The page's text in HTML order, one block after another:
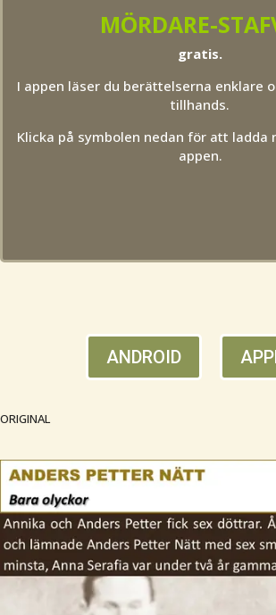
MÖRDARE-
gratis.
I appen läser du berättelserna enklare
tillhands.
Klicka på symbolen nedan för att ladda
appen.
ANDROID
ORIGINAL